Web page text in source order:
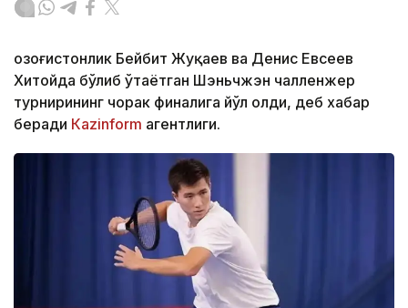
Қозоғистонлик Бейбит Жуқаев ва Денис Евсеев
Хитойда бўлиб ўтаётган Шэньчжэн чалленжер
турнирининг чорак финалига йўл олди, деб хабар
беради Каzinform агентлиги.